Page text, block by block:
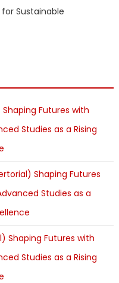
Sustainable
Futures with
Studies as a Rising
Shaping Futures
Studies as a
Shaping Futures with
Studies as a Rising